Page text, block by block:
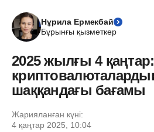
Нұрила Ермекбай
Бұрынғы қызметкер
2025 жылғы 4 қаңтар:
шаққандағы бағамы
Жарияланған күні:
4 қаңтар 2025, 10:04